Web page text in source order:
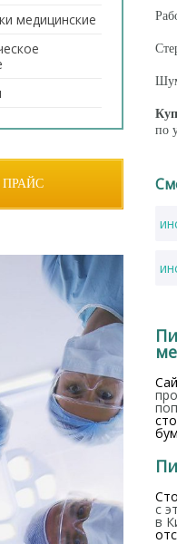
по
с
в
медицинские
ПРАЙС